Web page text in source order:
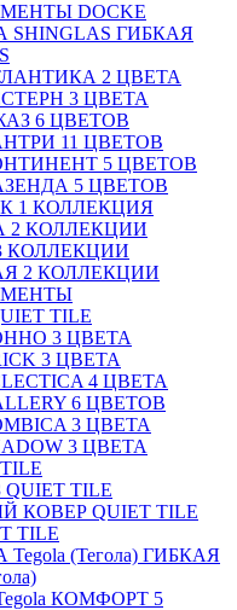
DOCKE
ГИБКАЯ
2 ЦВЕТА
3 ЦВЕТА
6 ЦВЕТОВ
11 ЦВЕТОВ
5 ЦВЕТОВ
5 ЦВЕТОВ
1 КОЛЛЕКЦИЯ
2 КОЛЛЕКЦИИ
КОЛЛЕКЦИИ
2 КОЛЛЕКЦИИ
TILE
3 ЦВЕТА
3 ЦВЕТА
4 ЦВЕТА
6 ЦВЕТОВ
3 ЦВЕТА
3 ЦВЕТА
TILE
QUIET TILE
TILE
ГИБКАЯ
Tegola КОМФОРТ 5